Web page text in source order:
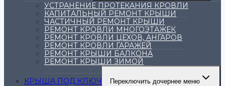
УСТРАНЕНИЕ ПРОТЕКАНИЯ КРОВЛИ
КАПИТАЛЬНЫЙ РЕМОНТ КРЫШИ
ЧАСТИЧНЫЙ РЕМОНТ КРЫШИ
РЕМОНТ КРОВЛИ МНОГОЭТАЖЕК
РЕМОНТ КРОВЛИ ЦЕХОВ, АНГАРОВ
РЕМОНТ КРОВЛИ ГАРАЖЕЙ
РЕМОНТ КРЫШИ БАЛКОНА
РЕМОНТ КРЫШИ ЗИМОЙ
КРЫША ПОД КЛЮЧ Переключить дочернее меню